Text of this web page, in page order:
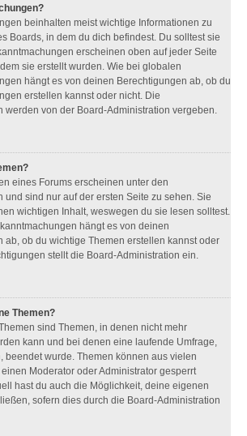
beinhalten meist wichtige Informationen zu
Boards, in dem du dich befindest. Du solltest sie
erscheinen oben auf jeder Seite
sie erstellt wurden. Wie bei globalen
hängt es von deinen Berechtigungen ab, ob du
erstellen kannst oder nicht. Die
werden von der Board-Administration vergeben.
eines Forums erscheinen unter den
und sind nur auf der ersten Seite zu sehen. Sie
wichtigen Inhalt, weswegen du sie lesen solltest.
hängt es von deinen
ab, ob du wichtige Themen erstellen kannst oder
stellt die Board-Administration ein.
Themen?
sind Themen, in denen nicht mehr
kann und bei denen eine laufende Umfrage,
beendet wurde. Themen können aus vielen
Moderator oder Administrator gesperrt
hast du auch die Möglichkeit, deine eigenen
sofern dies durch die Board-Administration